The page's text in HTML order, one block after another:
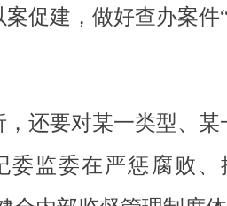
促建，做好查办案
还要对某一类型、
监委在严惩腐败